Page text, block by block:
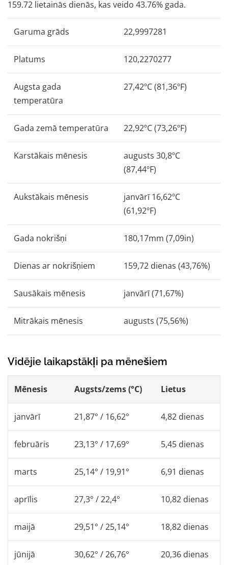
159.72 lietainās dienās, kas veido 43.76% gada.
Garuma grāds 22,9997281
Platums 120,2270277
Augsta gada
temperatūra
27,42ºC (81,36ºF)
Gada zemā temperatūra 22,92ºC (73,26ºF)
Karstākais mēnesis
augusts 30,8ºC
(87,44ºF)
Aukstākais mēnesis
janvārī 16,62ºC
(61,92ºF)
Gada nokrišņi 180,17mm (7,09in)
Dienas ar nokrišņiem 159,72 dienas (43,76%)
Sausākais mēnesis janvārī (71,67%)
Mitrākais mēnesis augusts (75,56%)
Vidējie laikapstākļi pa mēnešiem
Mēnesis Augsts/zems (°C) Lietus
janvārī 21,87° / 16,62° 4,82 dienas
februāris 23,13° / 17,69° 5,45 dienas
marts 25,14° / 19,91° 6,91 dienas
aprīlis 27,3° / 22,4° 10,82 dienas
maijā 29,51° / 25,14° 18,82 dienas
jūnijā 30,62° / 26,76° 20,36 dienas